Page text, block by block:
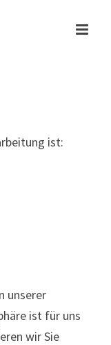
ist:
unserer
ist für uns
wir Sie